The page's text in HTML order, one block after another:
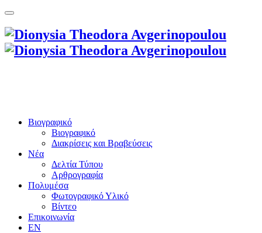
Βιογραφικό
Βιογραφικό
Διακρίσεις και Βραβεύσεις
Νέα
Δελτία Τύπου
Αρθρογραφία
Πολυμέσα
Φωτογραφικό Υλικό
Βίντεο
Επικοινωνία
EN